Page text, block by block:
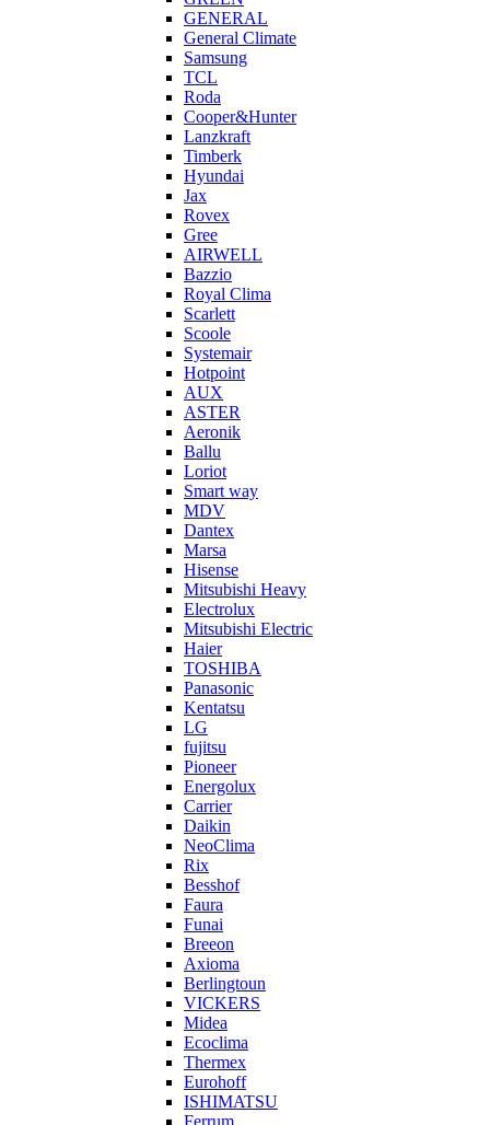
GENERAL
General Climate
Samsung
TCL
Roda
Cooper&Hunter
Lanzkraft
Timberk
Hyundai
Jax
Rovex
Gree
AIRWELL
Bazzio
Royal Clima
Scarlett
Scoole
Systemair
Hotpoint
AUX
ASTER
Aeronik
Ballu
Loriot
Smart way
MDV
Dantex
Marsa
Hisense
Mitsubishi Heavy
Electrolux
Mitsubishi Electric
Haier
TOSHIBA
Panasonic
Kentatsu
LG
fujitsu
Pioneer
Energolux
Carrier
Daikin
NeoClima
Rix
Besshof
Faura
Funai
Breeon
Axioma
Berlingtoun
VICKERS
Midea
Ecoclima
Thermex
Eurohoff
ISHIMATSU
Ferrum